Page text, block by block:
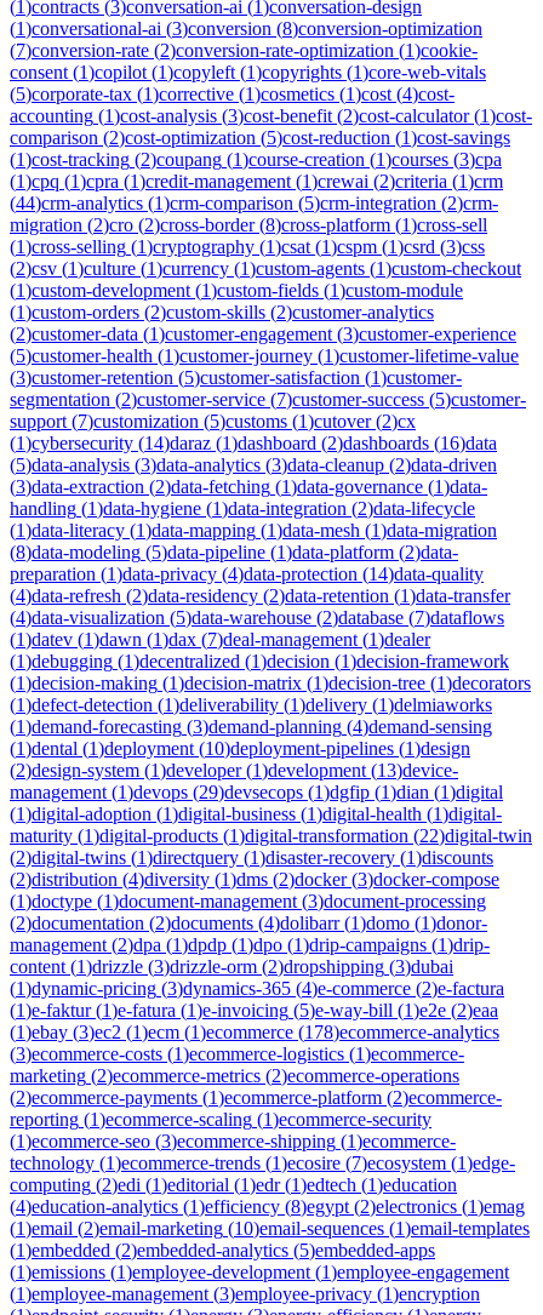
(1)contracts (3)conversation-ai (1)conversation-design
(1)conversational-ai (3)conversion (8)conversion-optimization
(7)conversion-rate (2)conversion-rate-optimization (1)cookie-
consent (1)copilot (1)copyleft (1)copyrights (1)core-web-vitals
(5)corporate-tax (1)corrective (1)cosmetics (1)cost (4)cost-
accounting (1)cost-analysis (3)cost-benefit (2)cost-calculator(1)cost-
comparison (2)cost-optimization (5)cost-reduction (1)cost-savings
(1)cost-tracking (2)coupang (1)course-creation (1)courses (3)cpa
(1)cpq (1)cpra (1)credit-management (1)crewai (2)criteria (1)crm
(44)crm-analytics (1)crm-comparison (5)crm-integration (2)crm-
migration (2)cro (2)cross-border(8)cross-platform (1)cross-sell
(1)cross-selling (1)cryptography (1)csat (1)cspm (1)csrd (3)css
(2)csv (1)culture (1)currency (1)custom-agents (1)custom-checkout
(1)custom-development (1)custom-fields (1)custom-module
(1)custom-orders (2)custom-skills (2)customer-analytics
(2)customer-data (1)customer-engagement (3)customer-experience
(5)customer-health (1)customer-journey (1)customer-lifetime-value
(3)customer-retention (5)customer-satisfaction (1)customer-
segmentation (2)customer-service (7)customer-success (5)customer-
support (7)customization (5)customs (1)cutover(2)cx
(1)cybersecurity (14)daraz (1)dashboard (2)dashboards (16)data
(5)data-analysis (3)data-analytics (3)data-cleanup (2)data-driven
(3)data-extraction (2)data-fetching (1)data-governance (1)data-
handling (1)data-hygiene (1)data-integration (2)data-lifecycle
(1)data-literacy (1)data-mapping (1)data-mesh (1)data-migration
(8)data-modeling (5)data-pipeline (1)data-platform (2)data-
preparation (1)data-privacy (4)data-protection (14)data-quality
(4)data-refresh (2)data-residency (2)data-retention (1)data-transfer
(4)data-visualization (5)data-warehouse (2)database (7)dataflows
(1)datev (1)dawn (1)dax (7)deal-management (1)dealer
(1)debugging (1)decentralized (1)decision (1)decision-framework
(1)decision-making (1)decision-matrix (1)decision-tree (1)decorators
(1)defect-detection (1)deliverability (1)delivery (1)delmiaworks
(1)demand-forecasting (3)demand-planning (4)demand-sensing
(1)dental (1)deployment (10)deployment-pipelines (1)design
(2)design-system (1)developer(1)development (13)device-
management (1)devops (29)devsecops (1)dgfip (1)dian (1)digital
(1)digital-adoption (1)digital-business (1)digital-health (1)digital-
maturity (1)digital-products (1)digital-transformation (22)digital-twin
(2)digital-twins (1)directquery (1)disaster-recovery (1)discounts
(2)distribution (4)diversity (1)dms (2)docker(3)docker-compose
(1)doctype (1)document-management (3)document-processing
(2)documentation (2)documents (4)dolibarr(1)domo (1)donor-
management (2)dpa (1)dpdp (1)dpo (1)drip-campaigns (1)drip-
content (1)drizzle (3)drizzle-orm (2)dropshipping (3)dubai
(1)dynamic-pricing (3)dynamics-365 (4)e-commerce (2)e-factura
(1)e-faktur(1)e-fatura (1)e-invoicing (5)e-way-bill (1)e2e (2)eaa
(1)ebay (3)ec2 (1)ecm (1)ecommerce (178)ecommerce-analytics
(3)ecommerce-costs (1)ecommerce-logistics (1)ecommerce-
marketing (2)ecommerce-metrics (2)ecommerce-operations
(2)ecommerce-payments (1)ecommerce-platform (2)ecommerce-
reporting (1)ecommerce-scaling (1)ecommerce-security
(1)ecommerce-seo (3)ecommerce-shipping (1)ecommerce-
technology (1)ecommerce-trends (1)ecosire (7)ecosystem (1)edge-
computing (2)edi (1)editorial (1)edr(1)edtech (1)education
(4)education-analytics (1)efficiency (8)egypt (2)electronics (1)emag
(1)email (2)email-marketing (10)email-sequences (1)email-templates
(1)embedded (2)embedded-analytics (5)embedded-apps
(1)emissions (1)employee-development (1)employee-engagement
(1)employee-management (3)employee-privacy (1)encryption